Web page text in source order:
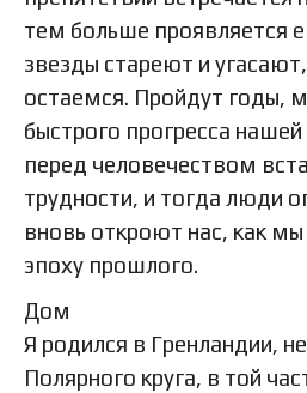
тем больше проявляется
звезды стареют и
остаемся. Пройдут годы,
быстрого прогресса
перед человечеством
трудности, и тогда люди
вновь откроют нас, как
эпоху прошлого.
Дом
Я родился в Гренландии,
Полярного круга, в той